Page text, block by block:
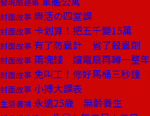
封面故事 樂活の四堂課
封面故事 卡划算！把五千變15萬
封面故事 有了防蟲計 省了殺蟲劑
封面故事 兩塊錢 讓電扇再轉一整年
封面故事 免叫工！修好馬桶三秒鐘
封面故事 小搏大課表
生活書摘 永遠25歲 無齡養生